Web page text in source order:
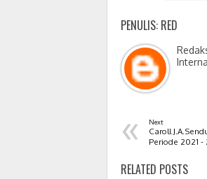
PENULIS: RED
« Next
Caroll
Periode 2021 -
RELATED POSTS